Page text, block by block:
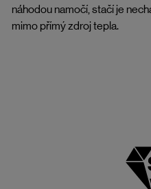
náhodou namočí, stačí je
mimo přímý zdroj tepla.